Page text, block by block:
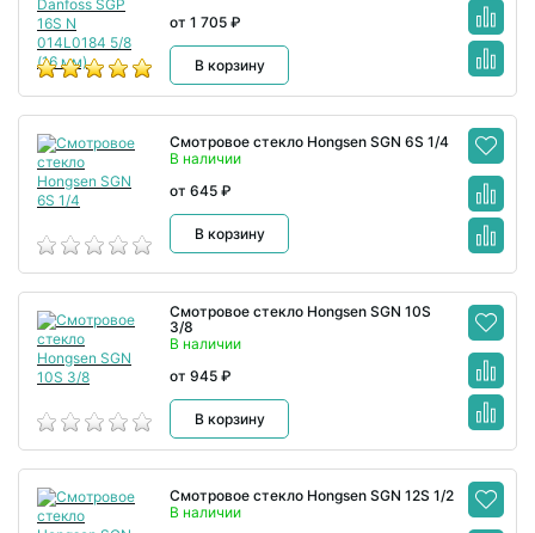
от 1 705 ₽
В корзину
Смотровое стекло Hongsen SGN 6S 1/4
В наличии
от 645 ₽
В корзину
Смотровое стекло Hongsen SGN 10S
3/8
В наличии
от 945 ₽
В корзину
Смотровое стекло Hongsen SGN 12S 1/2
В наличии